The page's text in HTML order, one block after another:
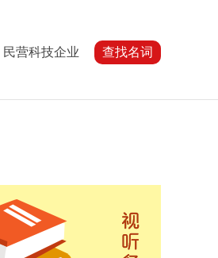
民营科技企业 查找名词